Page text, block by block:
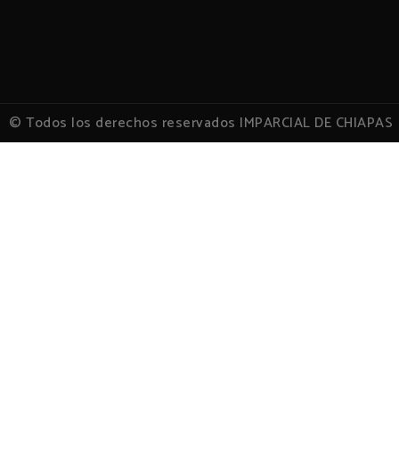
© Todos los derechos reservados IMPARCIAL DE CHIAPAS